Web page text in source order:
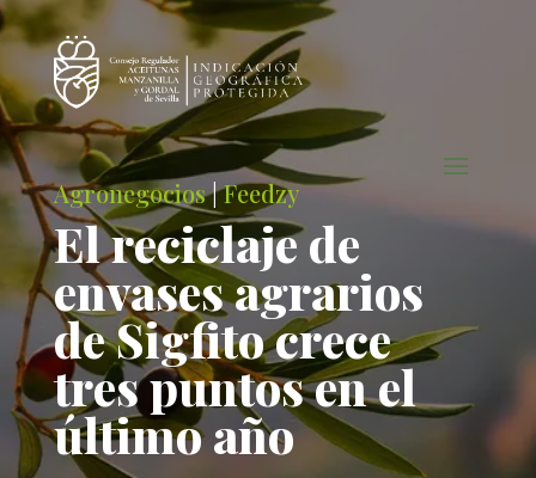
Agronegocios|Feedzy
El reciclaje de
envases agrarios
de Sigfito crece
tres puntos en el
último año